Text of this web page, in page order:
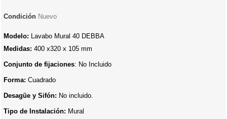
Condición Nuevo
Modelo:
Lavabo Mural 40 DEBBA
Medidas: 400 x320 x 105 mm
Conjunto de fijaciones: No Incluido
Forma: Cuadrado
Desagüe y Sifón: No incluido.
Tipo de Instalación: Mural